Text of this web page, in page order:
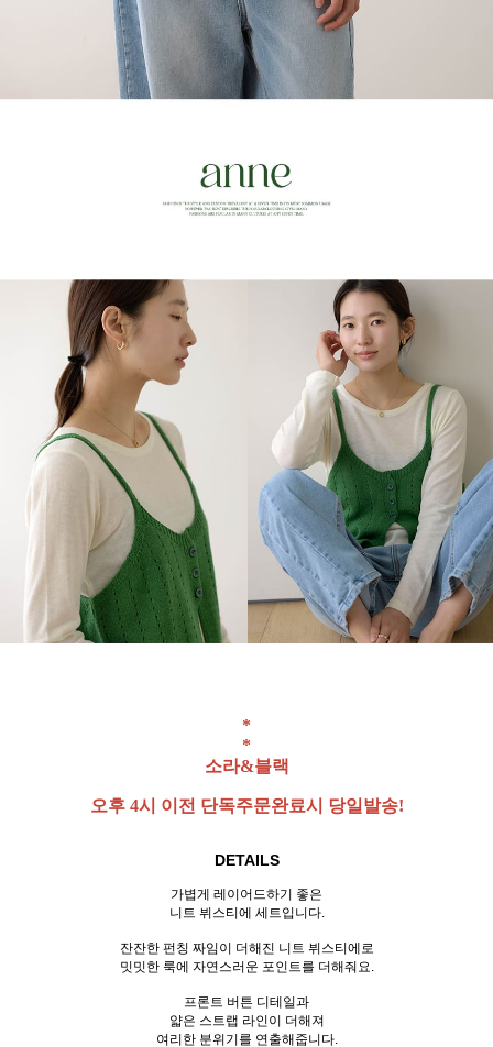
*
*
소라&블랙
오후 4시 이전 단독주문완료시 당일발송!
DETAILS
가볍게 레이어드하기 좋은
니트 뷔스티에 세트입니다.
잔잔한 펀칭 짜임이 더해진 니트 뷔스티에로
밋밋한 룩에 자연스러운 포인트를 더해줘요.
프론트 버튼 디테일과
얇은 스트랩 라인이 더해져
여리한 분위기를 연출해줍니다.